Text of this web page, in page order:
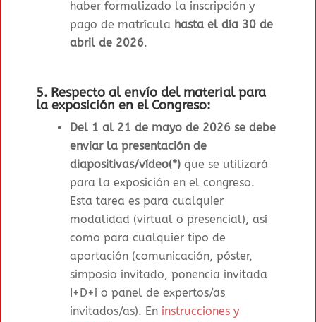
haber formalizado la inscripción y
pago de matrícula hasta el día 30 de
abril de 2026.
5. Respecto al envío del material para
la exposición en el Congreso:
Del 1 al 21 de mayo de 2026 se debe
enviar la presentación de
diapositivas/vídeo(*)que se utilizará
para la exposición en el congreso.
Esta tarea es para cualquier
modalidad (virtual o presencial), así
como para cualquier tipo de
aportación (comunicación, póster,
simposio invitado, ponencia invitada
I+D+i o panel de expertos/as
invitados/as). En instrucciones y